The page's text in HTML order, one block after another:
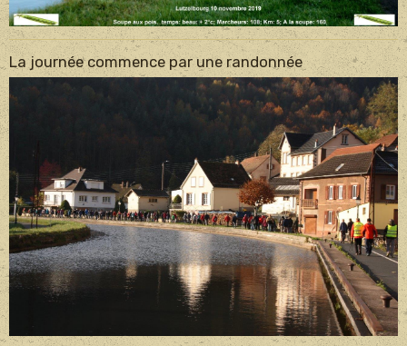
La journée commence par une randonnée